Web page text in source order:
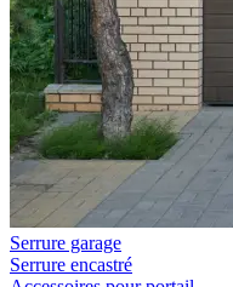
Serrure garage
Serrure encastré